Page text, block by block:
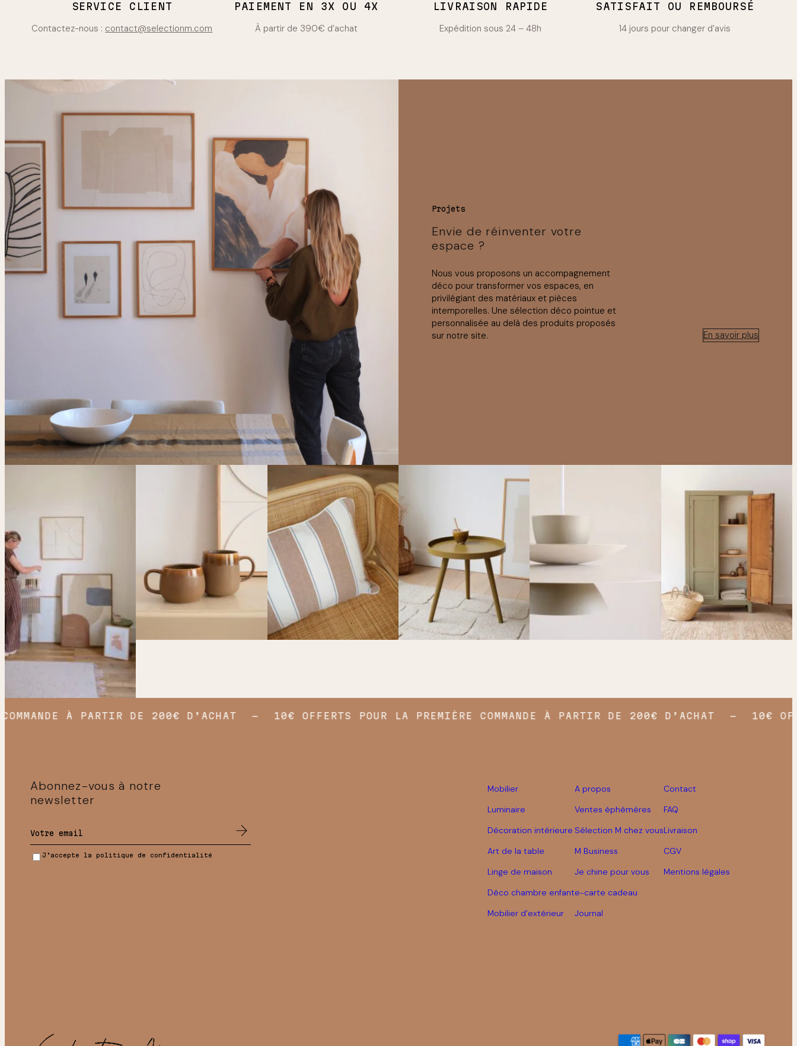
SERVICE CLIENT
Contactez-nous : contact@selectionm.com
PAIEMENT EN 3X OU 4X
À partir de 390€ d’achat
LIVRAISON RAPIDE
Expédition sous 24 – 48h
SATISFAIT OU REMBOURSÉ
14 jours pour changer d’avis
Projets
Envie de réinventer votre
espace ?
Nous vous proposons un accompagnement
déco pour transformer vos espaces, en
privilégiant des matériaux et pièces
intemporelles. Une sélection déco pointue et
personnalisée au delà des produits proposés
sur notre site.
En savoir plus
À PARTIR DE 200€ D’ACHAT 10€ OFFERTS POUR LA PREMIÈRE COMMANDE À PARTIR DE 200€ D’ACHAT 10€
Abonnez-vous à notre
newsletter
J’accepte la politique de confidentialité
Mobilier
Luminaire
Décoration intérieure
Art de la table
Linge de maison
Déco chambre enfant
Mobilier d’extérieur
A propos
Ventes éphémères
Sélection M chez vous
M Business
Je chine pour vous
e-carte cadeau
Journal
Contact
FAQ
Livraison
CGV
Mentions légales